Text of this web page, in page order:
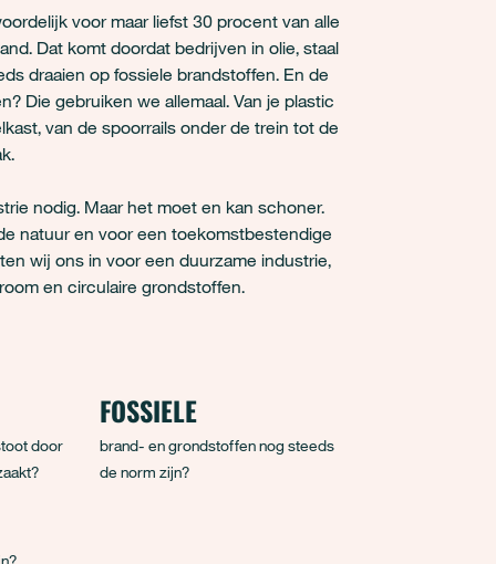
voor maar liefst 30 procent van alle
Dat komt doordat bedrijven in olie, staal
draaien op fossiele brandstoffen. En de
Die gebruiken we allemaal. Van je plastic
van de spoorrails onder de trein tot de
nodig. Maar het moet en kan schoner.
natuur en voor een toekomstbestendige
wij ons in voor een duurzame industrie,
en circulaire grondstoffen.
door
FOSSIELE
brand- en grondstoffen nog steeds
de norm zijn?